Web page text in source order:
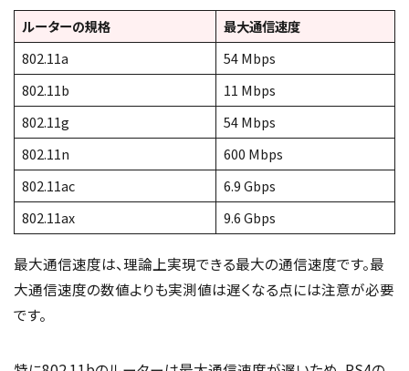
ルーターの規格
最大通信速度
802.11a
54 Mbps
802.11b
11 Mbps
802.11g
54 Mbps
802.11n
600 Mbps
802.11ac
6.9 Gbps
802.11ax
9.6 Gbps
最大通信速度は、理論上実現できる最大の通信速度です。最
大通信速度の数値よりも実測値は遅くなる点には注意が必要
です。